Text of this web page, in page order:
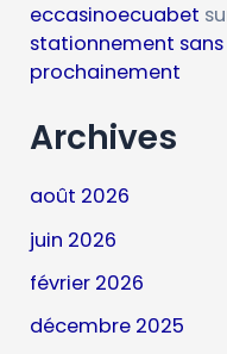
eccasinoecuabet
stationnement
prochainement
Archives
août 2026
juin 2026
février 2026
décembre 2025